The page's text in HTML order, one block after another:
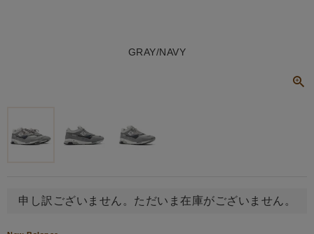
GRAY/NAVY
申し訳ございません。ただいま在庫がございません。